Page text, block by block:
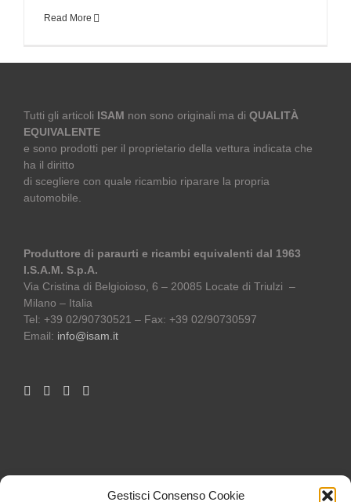
Gestisci Consenso Cookie
Read More
Tutti gli articoli ISAM non sono originali ma di QUALITÀ
EQUIVALENTE
e sono prodotti per il proprietario della vettura indicata che
ha il diritto
di scegliere con quale ricambio riparare la propria
automobile.
Produttore di paraurti e ricambi equivalenti dal 1963
I.S.A.M. S.p.A.
Via Cristina di Belgioioso, 6 – 20085 Locate di Triulzi –
Milano – Italia
Tel: +39 02/90730521 – Fax: +39 02/90730597
Email: info@isam.it